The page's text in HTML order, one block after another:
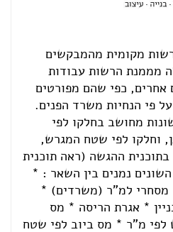
מקומית מהמבקשים
מממנת הרשות עבודות
אחרים, כפי שהם מפורטים
פי הנחיות משרד הפנים.
מחושב בחלקו לפי
וחלקו לפי שטח המגרש,
בתוכנית ההגשה (ראה תוכנית
נמנים בין השאר : *
מסחרי למ"ר (משרדים) *
* אגרת הריסה * מס
לפי מ"ר * מס ביוב לפי שטח